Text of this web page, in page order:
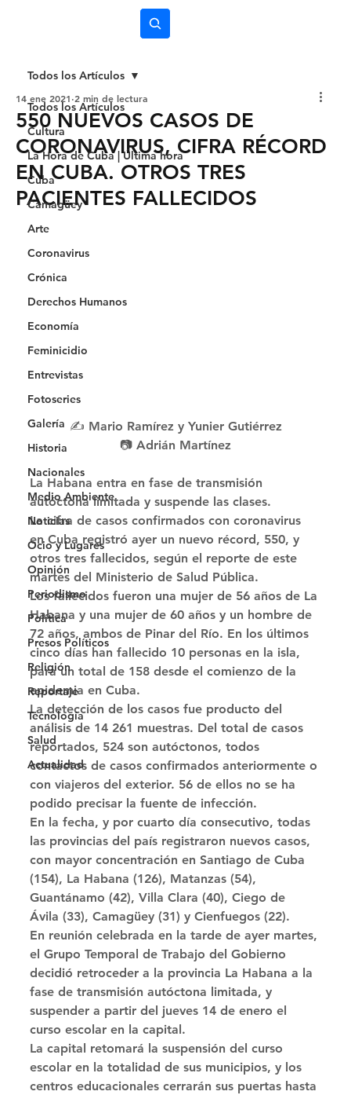
Todos los Artículos
Cultura
La Hora de Cuba | Última hora
Cuba
Camagüey
Arte
Coronavirus
Crónica
Derechos Humanos
Economía
Feminicidio
Entrevistas
Fotoseries
Galería
Historia
Nacionales
Medio Ambiente
Noticias
Ocio y Lugares
Opinión
Periodismo
Política
Presos Políticos
Religión
Reportaje
Tecnología
Salud
Actualidad
Todos los Artículos
550 NUEVOS CASOS DE
CORONAVIRUS, CIFRA RÉCORD
EN CUBA. OTROS TRES
PACIENTES FALLECIDOS
14 ene 2021 2 min de lectura
✍️ Mario Ramírez y Yunier Gutiérrez
📷 Adrián Martínez
La Habana entra en fase de transmisión
autóctona limitada y suspende las clases.
La cifra de casos confirmados con coronavirus
en Cuba registró ayer un nuevo récord, 550, y
otros tres fallecidos, según el reporte de este
martes del Ministerio de Salud Pública.
Los fallecidos fueron una mujer de 56 años de La
Habana y una mujer de 60 años y un hombre de
72 años, ambos de Pinar del Río. En los últimos
cinco días han fallecido 10 personas en la isla,
para un total de 158 desde el comienzo de la
epidemia en Cuba.
La detección de los casos fue producto del
análisis de 14 261 muestras. Del total de casos
reportados, 524 son autóctonos, todos
contactos de casos confirmados anteriormente o
con viajeros del exterior. 56 de ellos no se ha
podido precisar la fuente de infección.
En la fecha, y por cuarto día consecutivo, todas
las provincias del país registraron nuevos casos,
con mayor concentración en Santiago de Cuba
(154), La Habana (126), Matanzas (54),
Guantánamo (42), Villa Clara (40), Ciego de
Ávila (33), Camagüey (31) y Cienfuegos (22).
En reunión celebrada en la tarde de ayer martes,
el Grupo Temporal de Trabajo del Gobierno
decidió retroceder a la provincia La Habana a la
fase de transmisión autóctona limitada, y
suspender a partir del jueves 14 de enero el
curso escolar en la capital.
La capital retomará la suspensión del curso
escolar en la totalidad de sus municipios, y los
centros educacionales cerrarán sus puertas hasta